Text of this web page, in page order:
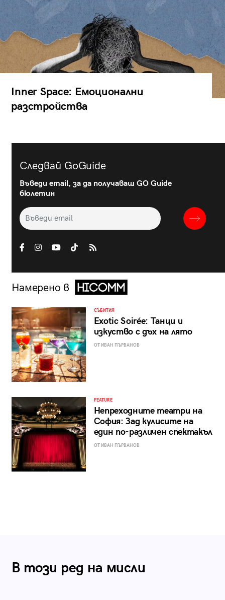
Inner Space: Емоционални
разстройства
Следвай GoGuide
Въведи email, за да получаваш GO Guide
бюлетин
Намерено в
СЪБИТИЯ
Exotic Soirée: Танци и
изкуство с дъх на лято
ОТ ИВАН ПЪРВАНОВ
FEATURE
Непреходните театри на
София: Зад кулисите на
един по-различен спектакъл
ОТ ИВАН ПЪРВАНОВ
В този ред на мисли